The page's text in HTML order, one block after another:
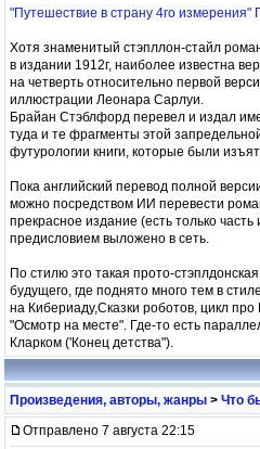
"Путешествие в страну 4го измерения"
Хотя знаменитый стэпллон-стайл
в издании 1912г, наиболее известна
на четверть относительно первой
иллюстрации Леонара Сарлуи.
Брайан Стэблфорд перевел и издал
туда и те фрагменты этой
футурологии книги, которые были
Пока английский перевод полной
можно посредством ИИ перевести
прекрасное издание (есть только
предисловием выложено в сеть.
По стилю это такая прото-
будущего, где поднято много тем в
на Кибериаду,Сказки роботов, цикл
"Осмотр на месте". Где-то есть
Кларком ('Конец детства").
Произведения, авторы, жанры > Что
Отправлено 7 августа 22:15